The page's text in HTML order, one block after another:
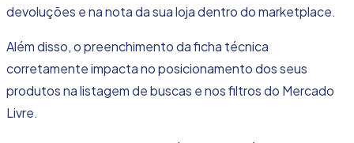
devoluções e na nota da sua loja dentro do marketplace.
Além disso, o preenchimento da ficha técnica
corretamente impacta no posicionamento dos seus
produtos na listagem de buscas e nos filtros do Mercado
Livre.